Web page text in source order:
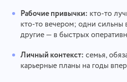
Рабочие привычки: кто-то
кто-то вечером; одни сильны
другие — в быстрых
Личный контекст: семья,
карьерные планы на годы